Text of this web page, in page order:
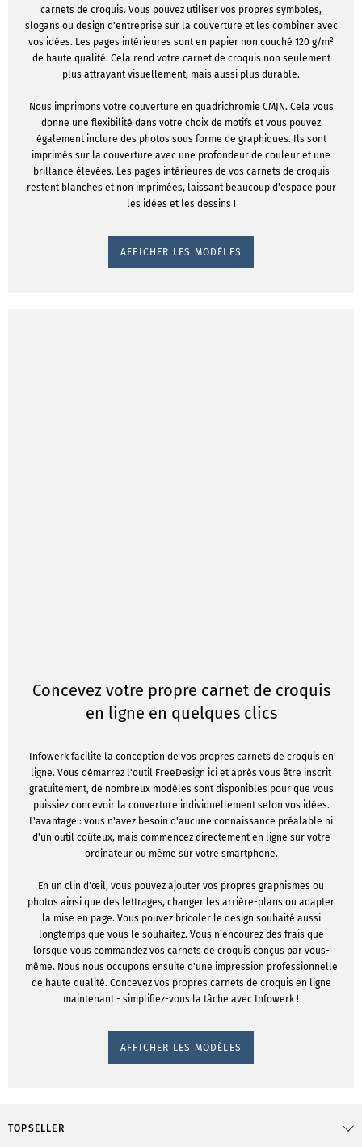
carnets de croquis. Vous pouvez utiliser vos propres symboles,
slogans ou design d'entreprise sur la couverture et les combiner avec
vos idées. Les pages intérieures sont en papier non couché 120 g/m²
de haute qualité. Cela rend votre carnet de croquis non seulement
plus attrayant visuellement, mais aussi plus durable.
Nous imprimons votre couverture en quadrichromie CMJN. Cela vous
donne une flexibilité dans votre choix de motifs et vous pouvez
également inclure des photos sous forme de graphiques. Ils sont
imprimés sur la couverture avec une profondeur de couleur et une
brillance élevées. Les pages intérieures de vos carnets de croquis
restent blanches et non imprimées, laissant beaucoup d'espace pour
les idées et les dessins !
AFFICHER LES MODÈLES
Concevez votre propre carnet de croquis
en ligne en quelques clics
Infowerk facilite la conception de vos propres carnets de croquis en
ligne. Vous démarrez l'outil FreeDesign ici et après vous être inscrit
gratuitement, de nombreux modèles sont disponibles pour que vous
puissiez concevoir la couverture individuellement selon vos idées.
L'avantage : vous n'avez besoin d'aucune connaissance préalable ni
d'un outil coûteux, mais commencez directement en ligne sur votre
ordinateur ou même sur votre smartphone.
En un clin d'œil, vous pouvez ajouter vos propres graphismes ou
photos ainsi que des lettrages, changer les arrière-plans ou adapter
la mise en page. Vous pouvez bricoler le design souhaité aussi
longtemps que vous le souhaitez. Vous n'encourez des frais que
lorsque vous commandez vos carnets de croquis conçus par vous-
même. Nous nous occupons ensuite d'une impression professionnelle
de haute qualité. Concevez vos propres carnets de croquis en ligne
maintenant - simplifiez-vous la tâche avec Infowerk !
AFFICHER LES MODÈLES
TOPSELLER